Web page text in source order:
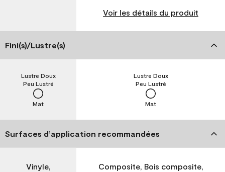
Voir les détails du produit
Fini(s)/Lustre(s)
Mat
Peu Lustré
Lustre Doux
Mat
Peu Lustré
Lustre Doux
Surfaces d’application recommandées
Vinyle,
Composite, Bois composite,